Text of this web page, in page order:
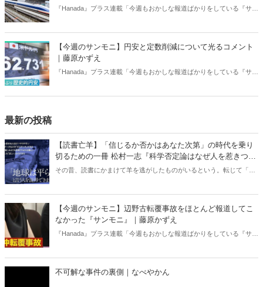
『Hanada』プラス連載「今週もおかしな報道ばかりをしている『サン
【今週のサンモニ】円安と定数削減について光るコメント
｜藤原かずえ
『Hanada』プラス連載「今週もおかしな報道ばかりをしている『サン
最新の投稿
【読書亡羊】「信じるか否かはあなた次第」の時代を乗り
切るための一冊 松村一志『科学否定論はなぜ人を惹きつけ
るのか』（ちくま新書）｜梶原麻衣子
その昔、読書にかまけて羊を逃がしたものがいるという。転じて「読
ある。元月刊『Hanada』編集部員のライター・梶原がお送りする時事
書評！
【今週のサンモニ】辺野古転覆事故をほとんど報道してこ
なかった『サンモニ』｜藤原かずえ
『Hanada』プラス連載「今週もおかしな報道ばかりをしている『サン
不可解な事件の裏側｜なべやかん